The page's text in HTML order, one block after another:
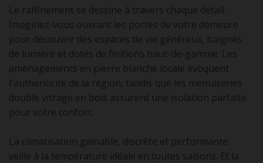
Le raffinement se dessine à travers chaque détail.
Imaginez-vous ouvrant les portes de votre demeure
pour découvrir des espaces de vie généreux, baignés
de lumière et dotés de finitions haut-de-gamme. Les
aménagements en pierre blanche locale évoquent
l'authenticité de la région, tandis que les menuiseries
double vitrage en bois assurent une isolation parfaite
pour votre confort.
La climatisation gainable, discrète et performante,
veille à la température idéale en toutes saisons. Et la